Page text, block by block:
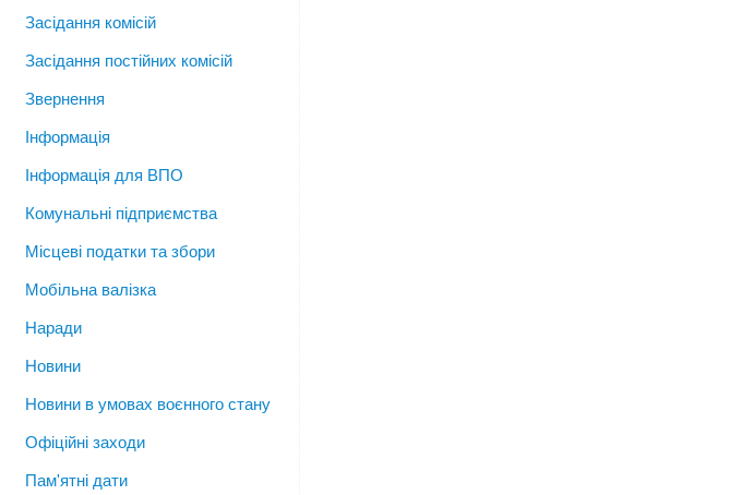
Засідання комісій
Засідання постійних комісій
Звернення
Інформація
Інформація для ВПО
Комунальні підприємства
Місцеві податки та збори
Мобільна валізка
Наради
Новини
Новини в умовах воєнного стану
Офіційні заходи
Пам'ятні дати